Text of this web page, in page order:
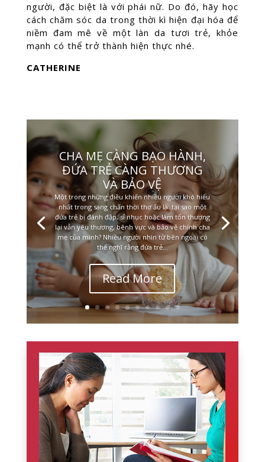
người, đặc biệt là với phái nữ. Do đó, hãy học
cách chăm sóc da trong thời kì hiện đại hóa để
niềm đam mê về một làn da tươi trẻ, khỏe
mạnh có thể trở thành hiện thực nhé.
CATHERINE